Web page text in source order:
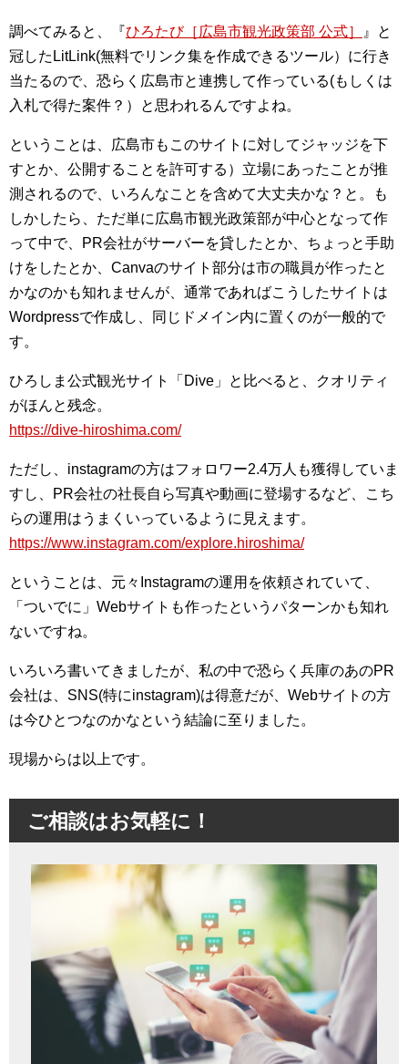
調べてみると、『ひろたび［広島市観光政策部 公式］
』と
冠したLitLink(無料でリンク集を作成できるツール）に行き
当たるので、恐らく広島市と連携して作っている(もしくは
入札で得た案件？）と思われるんですよね。
ということは、広島市もこのサイトに対してジャッジを下
すとか、公開することを許可する）立場にあったことが推
測されるので、いろんなことを含めて大丈夫かな？と。も
しかしたら、ただ単に広島市観光政策部が中心となって作
って中で、PR会社がサーバーを貸したとか、ちょっと手助
けをしたとか、Canvaのサイト部分は市の職員が作ったと
かなのかも知れませんが、通常であればこうしたサイトは
Wordpressで作成し、同じドメイン内に置くのが一般的で
す。
ひろしま公式観光サイト「Dive」と比べると、クオリティ
がほんと残念。
https://dive-hiroshima.com/
ただし、instagramの方はフォロワー2.4万人も獲得していま
すし、PR会社の社長自ら写真や動画に登場するなど、こち
らの運用はうまくいっているように見えます。
https://www.instagram.com/explore.hiroshima/
ということは、元々Instagramの運用を依頼されていて、
「ついでに」Webサイトも作ったというパターンかも知れ
ないですね。
いろいろ書いてきましたが、私の中で恐らく兵庫のあのPR
会社は、SNS(特にinstagram)は得意だが、Webサイトの方
は今ひとつなのかなという結論に至りました。
現場からは以上です。
ご相談はお気軽に！